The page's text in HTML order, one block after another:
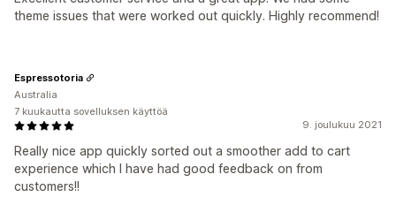
theme issues that were worked out quickly. Highly recommend!
9. joulukuu 2021
Really nice app quickly sorted out a smoother add to cart
experience which I have had good feedback on from
customers!!
Espressotoria
Australia
7 kuukautta sovelluksen käyttöä